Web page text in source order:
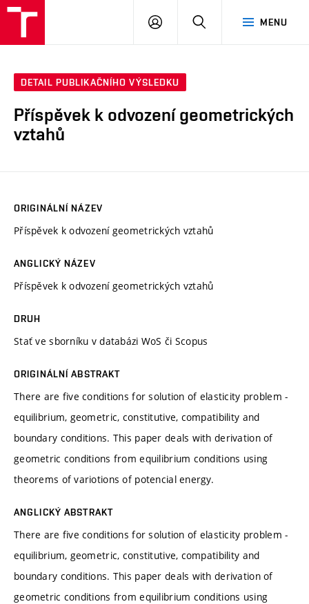
MENU
PŘIHLÁSIT
DETAIL PUBLIKAČNÍHO VÝSLEDKU
Příspěvek k odvození geometrických
vztahů
ORIGINÁLNÍ NÁZEV
Příspěvek k odvození geometrických vztahů
ANGLICKÝ NÁZEV
Příspěvek k odvození geometrických vztahů
DRUH
Stať ve sborníku v databázi WoS či Scopus
ORIGINÁLNÍ ABSTRAKT
There are five conditions for solution of elasticity problem -
equilibrium, geometric, constitutive, compatibility and
boundary conditions. This paper deals with derivation of
geometric conditions from equilibrium conditions using
theorems of variotions of potencial energy.
ANGLICKÝ ABSTRAKT
There are five conditions for solution of elasticity problem -
equilibrium, geometric, constitutive, compatibility and
boundary conditions. This paper deals with derivation of
geometric conditions from equilibrium conditions using